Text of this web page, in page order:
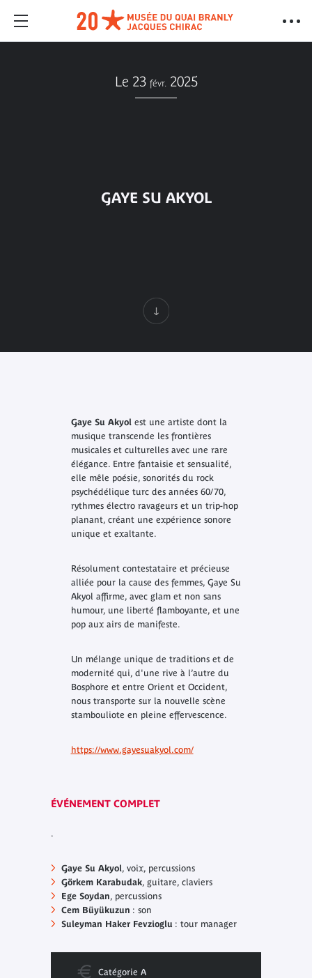
Le 23 févr. 2025
GAYE SU AKYOL
Gaye Su Akyol est une artiste dont la
musique transcende les frontières
musicales et culturelles avec une rare
élégance. Entre fantaisie et sensualité,
elle mêle poésie, sonorités du rock
psychédélique turc des années 60/70,
rythmes électro ravageurs et un trip-hop
planant, créant une expérience sonore
unique et exaltante.
Résolument contestataire et précieuse
alliée pour la cause des femmes, Gaye Su
Akyol affirme, avec glam et non sans
humour, une liberté flamboyante, et une
pop aux airs de manifeste.
Un mélange unique de traditions et de
modernité qui, d'une rive à l’autre du
Bosphore et entre Orient et Occident,
nous transporte sur la nouvelle scène
stambouliote en pleine effervescence.
https://www.gayesuakyol.com/
ÉVÉNEMENT COMPLET
.
Gaye Su Akyol, voix, percussions
Görkem Karabudak, guitare, claviers
Ege Soydan, percussions
Cem Büyükuzun : son
Suleyman Haker Fevzioglu : tour manager
Catégorie A